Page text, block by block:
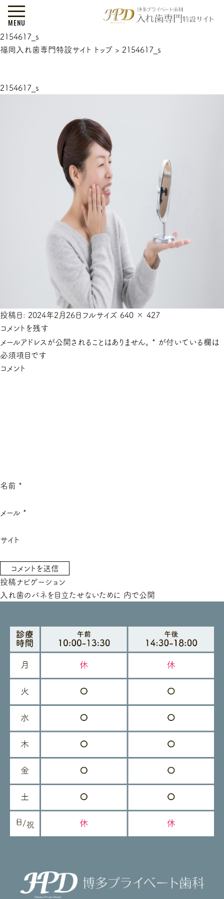
MENU
2154617_s
福岡入れ歯専門特設サイト トップ > 2154617_s
2154617_s
投稿日: 2024年2月26日 フルサイズ 640 × 427
コメントを残す
メールアドレスが公開されることはありません。
* が付いている欄は
必須項目です
コメント
名前 *
メール *
サイト
投稿ナビゲーション
入れ歯のバネを目立たせないために
内で公開